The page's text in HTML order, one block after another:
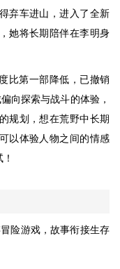
弃车进山，进入了全新
她将长期陪伴在李明身
比第一部降低，已撤销
向探索与战斗的体验，
规划，想在荒野中长期
以体验人物之间的情感
险游戏，故事衔接生存